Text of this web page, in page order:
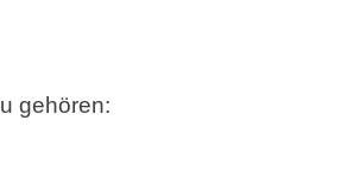
gehören: